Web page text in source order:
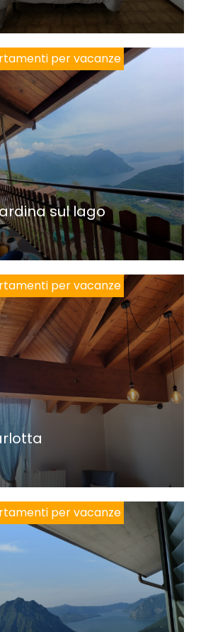
per vacanze
sul lago
per vacanze
per vacanze